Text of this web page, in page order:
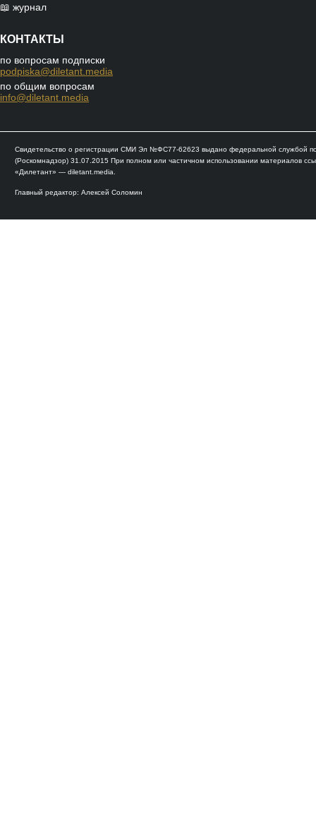
📖 журнал
КОНТАКТЫ
по вопросам подписки
podpiska@diletant.media
по общим вопросам
info@diletant.media
Свидетельство о регистрации СМИ Эл №ФС77-62623 выдано федеральной службой
(Роскомнадзор) 31.07.2015 При полном или частичном использовании материалов
«Дилетант» — diletant.media.
Главный редактор: Алексей Соломин